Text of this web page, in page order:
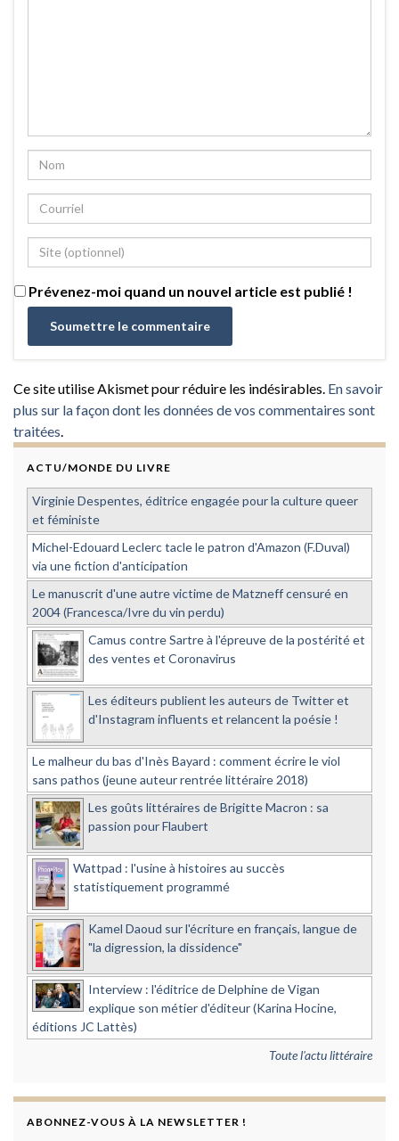
Prévenez-moi quand un nouvel article est publié !
Ce site utilise Akismet pour réduire les indésirables. En savoir
plus sur la façon dont les données de vos commentaires sont
traitées
ACTU/MONDE DU LIVRE
Virginie Despentes, éditrice engagée pour la culture queer
et féministe
Michel-Edouard Leclerc tacle le patron d'Amazon (F.Duval)
via une fiction d'anticipation
Le manuscrit d'une autre victime de Matzneff censuré en
2004 (Francesca/Ivre du vin perdu)
Camus contre Sartre à l'épreuve de la postérité et
des ventes et Coronavirus
Les éditeurs publient les auteurs de Twitter et
d'Instagram influents et relancent la poésie !
Le malheur du bas d'Inès Bayard : comment écrire le viol
sans pathos (jeune auteur rentrée littéraire 2018)
Les goûts littéraires de Brigitte Macron : sa
passion pour Flaubert
Wattpad : l'usine à histoires au succès
statistiquement programmé
Kamel Daoud sur l'écriture en français, langue de
"la digression, la dissidence"
Interview : l'éditrice de Delphine de Vigan
explique son métier d'éditeur (Karina Hocine,
éditions JC Lattès)
Toute l'actu littéraire
ABONNEZ-VOUS À LA NEWSLETTER !